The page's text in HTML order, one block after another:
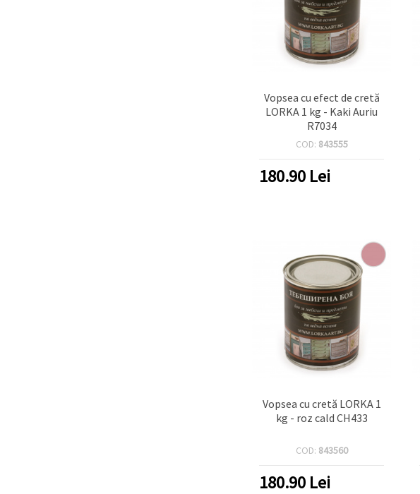
Vopsea cu efect de cretă
LORKA 1 kg - Kaki Auriu
R7034
COD: 843555
180.90 Lei
Vopsea cu cretă LORKA 1
kg - roz cald CH433
COD: 843560
180.90 Lei